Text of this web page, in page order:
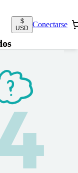
$
USD
Conectarse